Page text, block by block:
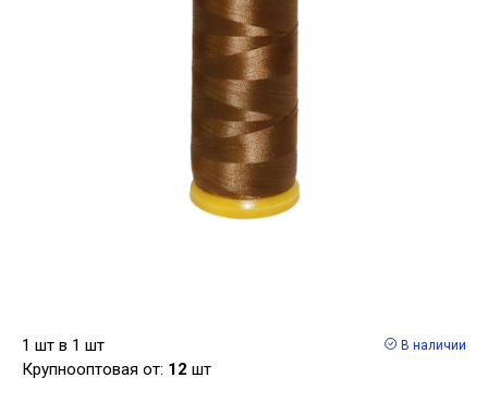
1 шт в 1 шт
Крупнооптовая от: 12 шт
В наличии